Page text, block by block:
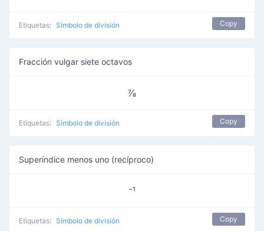
Etiquetas: Símbolo de división Copy
Fracción vulgar siete octavos
⅞
Etiquetas: Símbolo de división Copy
Superíndice menos uno (recíproco)
⁻¹
Etiquetas: Símbolo de división Copy